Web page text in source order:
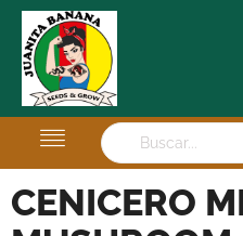
CENICERO